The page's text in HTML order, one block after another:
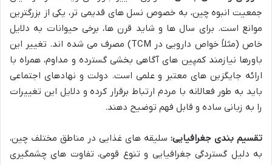
جمعیت انبوه چین، به خصوص نسل های قدیمی تر، یکی از بزرگترین
موانع است. برای سال ها و شاید قرن ها، برخی حیوانات به دلایل
خاص (مثلاً خواص دارویی در TCM) مصرف می شده اند. تغییر این
باورها نیازمند کمپین های آگاهی بخشی گسترده و مداوم، همراه با
ارائه جایگزین های معتبر و علمی است. دولت و نهادهای اجتماعی
باید به طور فعالانه با مردم ارتباط برقرار کرده و دلایل این تغییرات
را به زبانی ساده و قابل فهم توضیح دهند.
تقسیم بندی جغرافیایی: سلیقه های غذایی در مناطق مختلف چین،
به دلیل گستردگی جغرافیایی و تنوع قومی، تفاوت های چشمگیری